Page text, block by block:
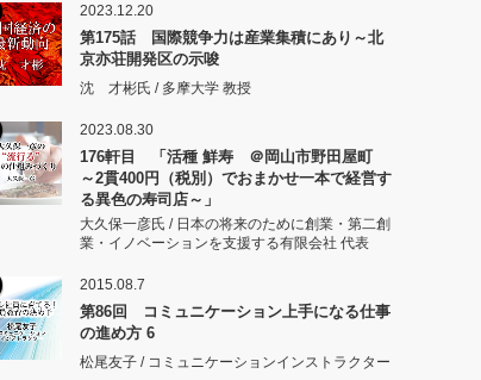
2023.12.20
第175話 国際競争力は産業集積にあり～北
京亦荘開発区の示唆
沈 才彬氏 / 多摩大学 教授
2023.08.30
176軒目 「活種 鮮寿 ＠岡山市野田屋町
～2貫400円（税別）でおまかせ一本で経営す
る異色の寿司店～」
大久保一彦氏 / 日本の将来のために創業・第二創
業・イノベーションを支援する有限会社 代表
2015.08.7
第86回 コミュニケーション上手になる仕事
の進め方 6
松尾友子 / コミュニケーションインストラクター